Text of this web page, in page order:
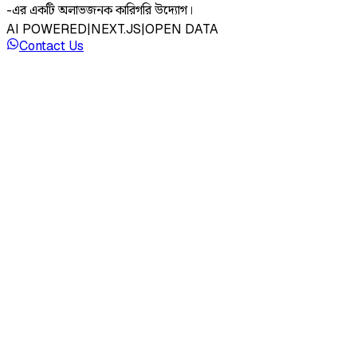
-এর একটি অলাভজনক কারিগরি উদ্যোগ।
AI POWERED|NEXT.JS|OPEN DATA
Contact Us